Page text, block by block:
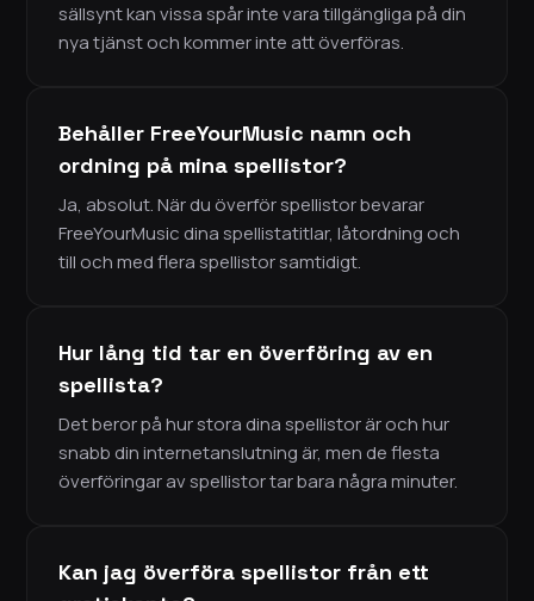
sällsynt kan vissa spår inte vara tillgängliga på din
nya tjänst och kommer inte att överföras.
Behåller FreeYourMusic namn och
ordning på mina spellistor?
Ja, absolut. När du överför spellistor bevarar
FreeYourMusic dina spellistatitlar, låtordning och
till och med flera spellistor samtidigt.
Hur lång tid tar en överföring av en
spellista?
Det beror på hur stora dina spellistor är och hur
snabb din internetanslutning är, men de flesta
överföringar av spellistor tar bara några minuter.
Kan jag överföra spellistor från ett